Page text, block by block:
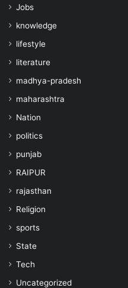
Jobs
knowledge
lifestyle
literature
madhya-pradesh
maharashtra
Nation
politics
punjab
RAIPUR
rajasthan
Religion
sports
State
Tech
Uncategorized